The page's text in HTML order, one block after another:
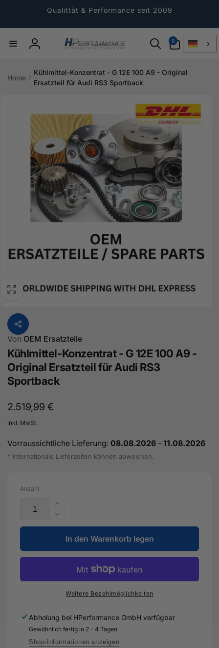
Qualittät & Performance seit 2009
Einloggen
0
Artikel
Home
Kühlmittel-Konzentrat - G 12E 100 A9 - Original
Ersatzteil für Audi RS3 Sportback
Von OEM Ersatzteile
Kühlmittel-Konzentrat - G 12E 100 A9 -
Original Ersatzteil für Audi RS3
Sportback
Normaler
Preis
2.519,99 €
inkl. MwSt.
Vorraussichtliche Lieferung: 08.08.2026 - 11.08.2026
* Internationale Lieferzeiten können abweichen.
Anzahl
Erhöhe
die
Menge
für
Kühlmittel-
Konzentrat
G
12E
-
Original
Ersatzteil
Verringere
die
Menge
für
Kühlmittel-
Konzentrat
-
A9
-
Original
In den Warenkorb legen
Weitere Bezahlmöglichkeiten
Abholung bei HPerformance GmbH verfügbar
Gewöhnlich fertig in 2 - 4 Tagen
Shop-Informationen anzeigen